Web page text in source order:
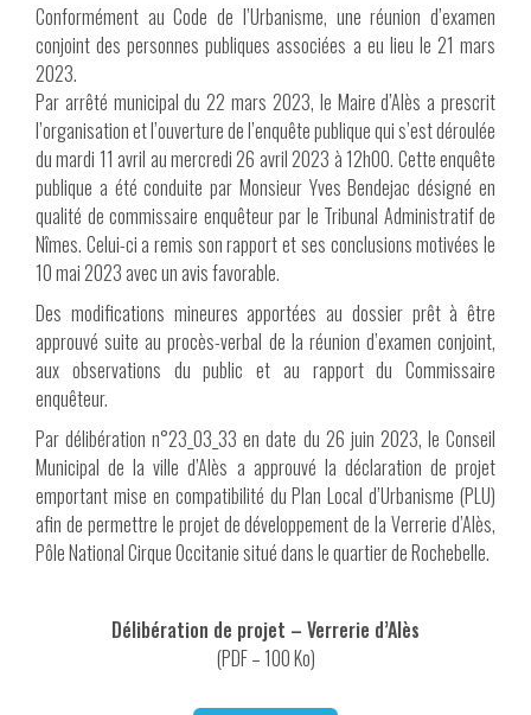
Conformément au Code de l’Urbanisme, une réunion d’examen
conjoint des personnes publiques associées a eu lieu le 21 mars
2023.
Par arrêté municipal du 22 mars 2023, le Maire d’Alès a prescrit
l’organisation et l’ouverture de l’enquête publique qui s’est déroulée
du mardi 11 avril au mercredi 26 avril 2023 à 12h00. Cette enquête
publique a été conduite par Monsieur Yves Bendejac désigné en
qualité de commissaire enquêteur par le Tribunal Administratif de
Nîmes. Celui-ci a remis son rapport et ses conclusions motivées le
10 mai 2023 avec un avis favorable.
Des modifications mineures apportées au dossier prêt à être
approuvé suite au procès-verbal de la réunion d’examen conjoint,
aux observations du public et au rapport du Commissaire
enquêteur.
Par délibération n°23_03_33 en date du 26 juin 2023, le Conseil
Municipal de la ville d’Alès a approuvé la déclaration de projet
emportant mise en compatibilité du Plan Local d’Urbanisme (PLU)
afin de permettre le projet de développement de la Verrerie d’Alès,
Pôle National Cirque Occitanie situé dans le quartier de Rochebelle.
Délibération de projet – Verrerie d’Alès
(PDF – 100 Ko)